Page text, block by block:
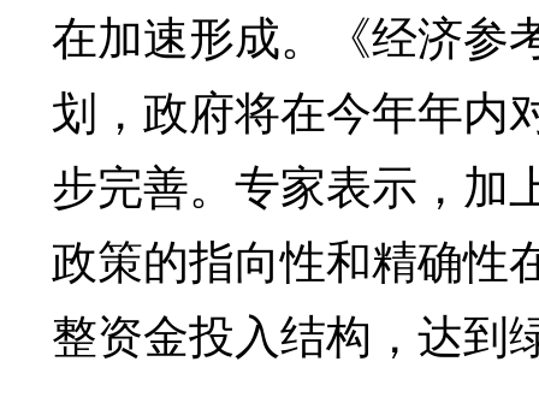
在加速形成。《经济参
划，政府将在今年年内
步完善。专家表示，加
政策的指向性和精确性
整资金投入结构，达到